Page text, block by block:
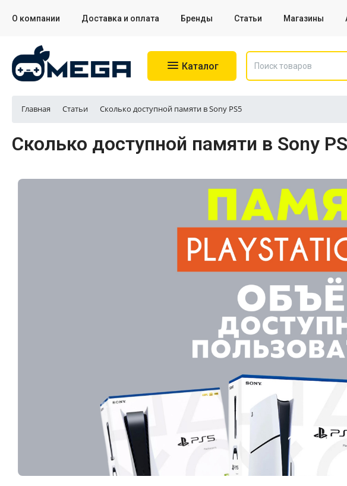
О компании Доставка и оплата Бренды Статьи Магазины
Каталог
Игровые приставки
Веб камеры
Коврики для
Микрофоны
Мониторы
Мыши
Рули,
Принтеры и
Рюкзаки, сумки Флеш карты
Главная Статьи Сколько доступной памяти в Sony PS5
Сколько доступной памяти в Sony